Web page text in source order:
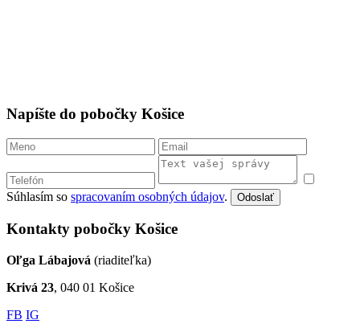
Napíšte do pobočky Košice
Súhlasím so spracovaním osobných údajov. Odoslať
Kontakty pobočky Košice
Oľga Lábajová (riaditeľka)
Krivá 23, 040 01 Košice
FB IG